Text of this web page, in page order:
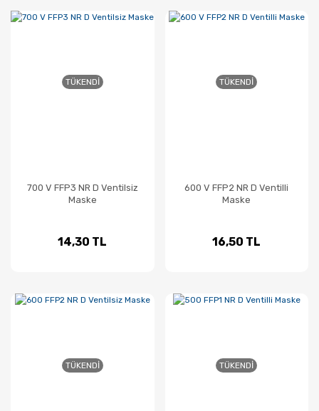
TÜKENDI
700 V FFP3 NR D Ventilsiz
Maske
14,30 TL
TÜKENDI
600 V FFP2 NR D Ventilli
Maske
16,50 TL
TÜKENDI TÜKENDI